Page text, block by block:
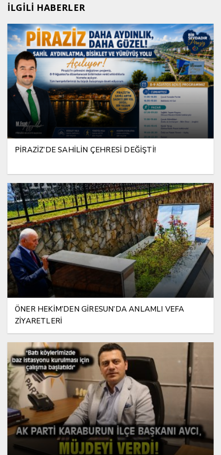
İLGİLİ HABERLER
PİRAZİZ’DE SAHİLİN ÇEHRESİ DEĞİŞTİ!
ÖNER HEKİM’DEN GİRESUN’DA ANLAMLI VEFA
ZİYARETLERİ